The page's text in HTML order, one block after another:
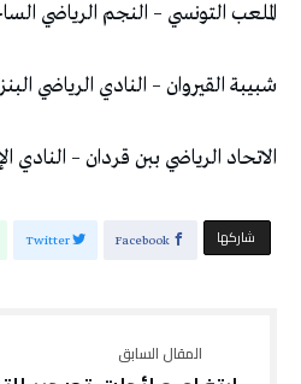
الملعب التونسي – النجم الرياضي
شبيبة القيروان – النادي الرياضي
الاتحاد الرياضي ببن قردان – النادي
‫‫ شاركها‬ Facebook
Twitter